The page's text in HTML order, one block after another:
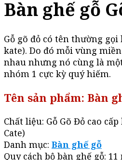
Bàn ghế gỗ
Gỗ gõ đỏ có tên thường gọi
kate). Do đó mỗi vùng
nhau nhưng nó cùng là
nhóm 1 cực kỳ quý hiếm.
Tên sản phẩm: Bàn
Chất liệu: Gỗ Gõ Đỏ cao
Cate)
Danh mục: Bàn ghế gỗ
Quy cách bộ bàn ghế gỗ: